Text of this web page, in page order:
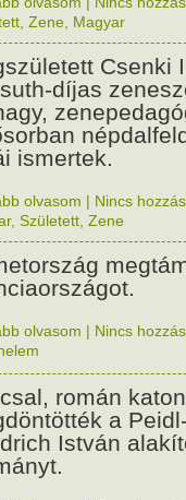
Zene Magyar
Csenki
díjas
ismertek.
olvasom | Nincs
, Született Zene
olvasom | Nincs
román
a
István